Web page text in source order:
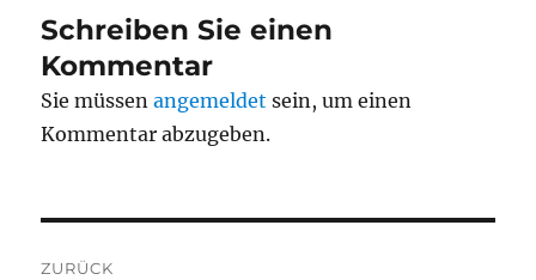
Schreiben Sie einen
Kommentar
Sie müssenangemeldet sein, um einen
Kommentar abzugeben.
ZURÜCK